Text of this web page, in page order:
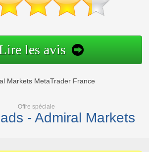
les avis
Markets MetaTrader France
Offre spéciale
- Admiral Markets